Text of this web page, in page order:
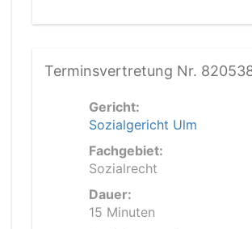
Terminsvertretung Nr.
Gericht:
Sozialgericht Ulm
Fachgebiet:
Sozialrecht
Dauer:
15 Minuten